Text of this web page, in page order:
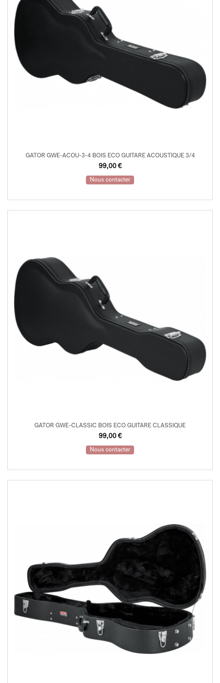
GATOR GWE-ACOU-3-4 BOIS ECO GUITARE ACOUSTIQUE 3/4
99,00 €
Nous contacter
GATOR GWE-CLASSIC BOIS ECO GUITARE CLASSIQUE
99,00 €
Nous contacter